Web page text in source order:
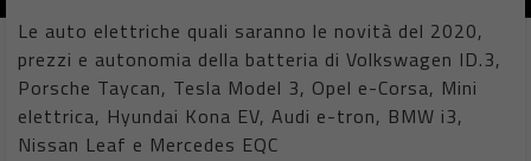
Le auto elettriche quali saranno le novità del 2020,
prezzi e autonomia della batteria di Volkswagen ID.3,
Porsche Taycan, Tesla Model 3, Opel e-Corsa, Mini
elettrica, Hyundai Kona EV, Audi e-tron, BMW i3,
Nissan Leaf e Mercedes EQC